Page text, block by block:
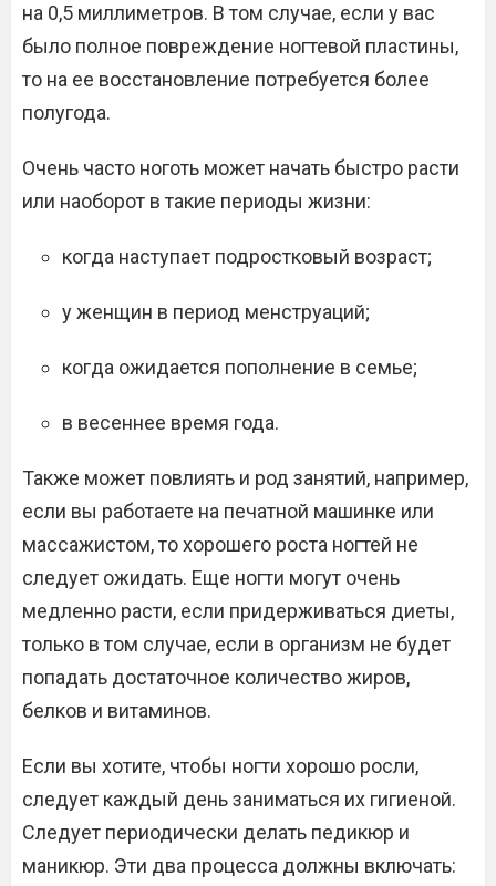
на 0,5 миллиметров. В том случае, если у вас
было полное повреждение ногтевой пластины,
то на ее восстановление потребуется более
полугода.
Очень часто ноготь может начать быстро расти
или наоборот в такие периоды жизни:
когда наступает подростковый возраст;
у женщин в период менструаций;
когда ожидается пополнение в семье;
в весеннее время года.
Также может повлиять и род занятий, например,
если вы работаете на печатной машинке или
массажистом, то хорошего роста ногтей не
следует ожидать. Еще ногти могут очень
медленно расти, если придерживаться диеты,
только в том случае, если в организм не будет
попадать достаточное количество жиров,
белков и витаминов.
Если вы хотите, чтобы ногти хорошо росли,
следует каждый день заниматься их гигиеной.
Следует периодически делать педикюр и
маникюр. Эти два процесса должны включать: